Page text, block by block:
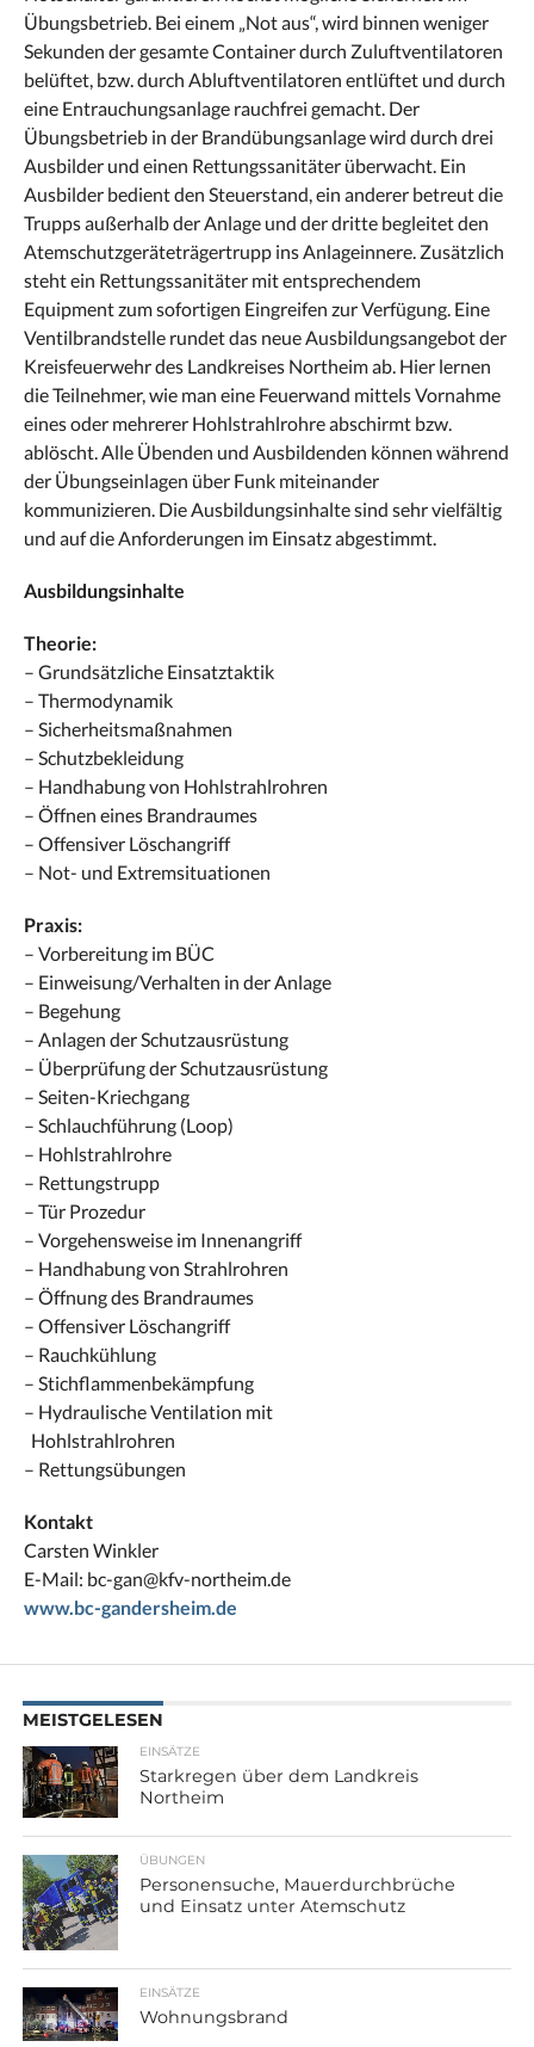
Übungsbetrieb. Bei einem „Not aus“, wird binnen weniger
Sekunden der gesamte Container durch Zuluftventilatoren
belüftet, bzw. durch Abluftventilatoren entlüftet und durch
eine Entrauchungsanlage rauchfrei gemacht. Der
Übungsbetrieb in der Brandübungsanlage wird durch drei
Ausbilder und einen Rettungssanitäter überwacht. Ein
Ausbilder bedient den Steuerstand, ein anderer betreut die
Trupps außerhalb der Anlage und der dritte begleitet den
Atemschutzgeräteträgertrupp ins Anlageinnere. Zusätzlich
steht ein Rettungssanitäter mit entsprechendem
Equipment zum sofortigen Eingreifen zur Verfügung. Eine
Ventilbrandstelle rundet das neue Ausbildungsangebot der
Kreisfeuerwehr des Landkreises Northeim ab. Hier lernen
die Teilnehmer, wie man eine Feuerwand mittels Vornahme
eines oder mehrerer Hohlstrahlrohre abschirmt bzw.
ablöscht. Alle Übenden und Ausbildenden können während
der Übungseinlagen über Funk miteinander
kommunizieren. Die Ausbildungsinhalte sind sehr vielfältig
und auf die Anforderungen im Einsatz abgestimmt.
Ausbildungsinhalte
Theorie:
– Grundsätzliche Einsatztaktik
– Thermodynamik
– Sicherheitsmaßnahmen
– Schutzbekleidung
– Handhabung von Hohlstrahlrohren
– Öffnen eines Brandraumes
– Offensiver Löschangriff
– Not- und Extremsituationen
Praxis:
– Vorbereitung im BÜC
– Einweisung/Verhalten in der Anlage
– Begehung
– Anlagen der Schutzausrüstung
– Überprüfung der Schutzausrüstung
– Seiten-Kriechgang
– Schlauchführung (Loop)
– Hohlstrahlrohre
– Rettungstrupp
– Tür Prozedur
– Vorgehensweise im Innenangriff
– Handhabung von Strahlrohren
– Öffnung des Brandraumes
– Offensiver Löschangriff
– Rauchkühlung
– Stichflammenbekämpfung
– Hydraulische Ventilation mit
Hohlstrahlrohren
– Rettungsübungen
Kontakt
Carsten Winkler
E-Mail: bc-gan@kfv-northeim.de
www.bc-gandersheim.de
MEISTGELESEN
EINSÄTZE
Starkregen über dem Landkreis
Northeim
ÜBUNGEN
Personensuche, Mauerdurchbrüche
und Einsatz unter Atemschutz
EINSÄTZE
Wohnungsbrand